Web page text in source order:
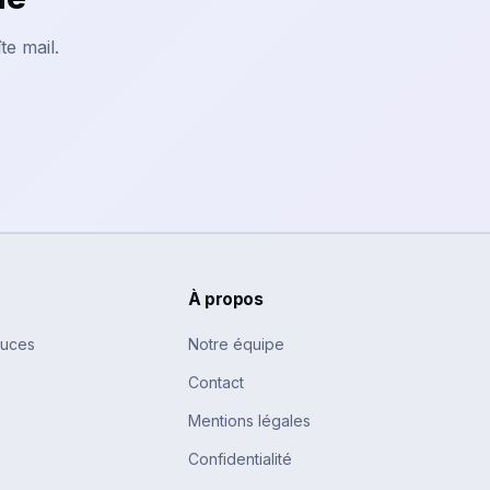
mail.
À propos
Notre équipe
Contact
Mentions légales
Confidentialité